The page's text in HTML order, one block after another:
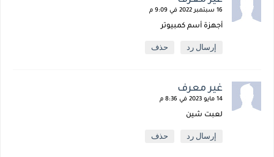
16 سبتمبر 2022 في 9:09 م
أجهزة أسم كمبيوتر
إرسال رد حذف
غير معرف
14 مايو 2023 في 8:36 م
لعبت شين
إرسال رد حذف